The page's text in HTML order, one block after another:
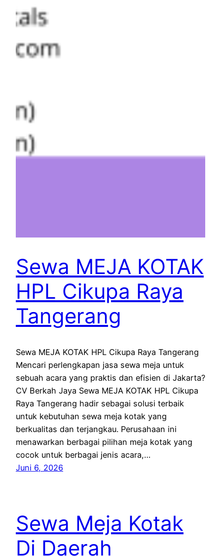
Sewa MEJA KOTAK
HPL Cikupa Raya
Tangerang
Sewa MEJA KOTAK HPL Cikupa Raya Tangerang
Mencari perlengkapan jasa sewa meja untuk
sebuah acara yang praktis dan efisien di Jakarta?
CV Berkah Jaya Sewa MEJA KOTAK HPL Cikupa
Raya Tangerang hadir sebagai solusi terbaik
untuk kebutuhan sewa meja kotak yang
berkualitas dan terjangkau. Perusahaan ini
menawarkan berbagai pilihan meja kotak yang
cocok untuk berbagai jenis acara,…
Juni 6, 2026
Sewa Meja Kotak
Di Daerah